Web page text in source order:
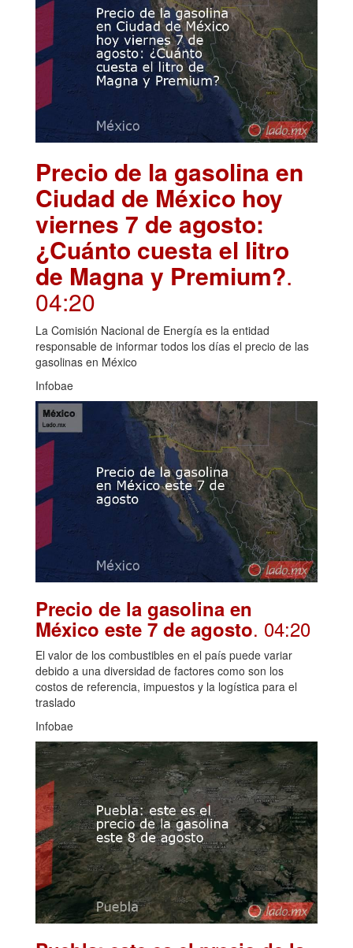
Precio de la gasolina en
Ciudad de México hoy
viernes 7 de agosto:
¿Cuánto cuesta el litro
de Magna y Premium?.
04:20
La Comisión Nacional de Energía es la entidad
responsable de informar todos los días el precio de las
gasolinas en México
Infobae
Precio de la gasolina en
México este 7 de agosto. 04:20
El valor de los combustibles en el país puede variar
debido a una diversidad de factores como son los
costos de referencia, impuestos y la logística para el
traslado
Infobae